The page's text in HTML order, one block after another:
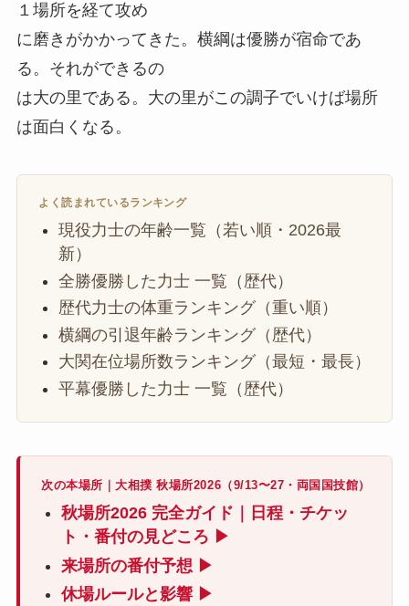
１場所を経て攻め
に磨きがかかってきた。横綱は優勝が宿命であ
る。それができるの
は大の里である。大の里がこの調子でいけば場所
は面白くなる。
よく読まれているランキング
現役力士の年齢一覧（若い順・2026最
新）
全勝優勝した力士 一覧（歴代）
歴代力士の体重ランキング（重い順）
横綱の引退年齢ランキング（歴代）
大関在位場所数ランキング（最短・最長）
平幕優勝した力士 一覧（歴代）
次の本場所｜大相撲 秋場所2026（9/13〜27・両国国技館）
秋場所2026 完全ガイド｜日程・チケッ
ト・番付の見どころ ▶
来場所の番付予想 ▶
休場ルールと影響 ▶